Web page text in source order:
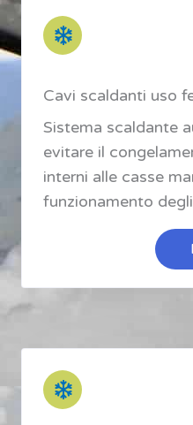
Cavi scaldanti uso
Sistema scaldante
evitare il
interni alle casse
funzionamento